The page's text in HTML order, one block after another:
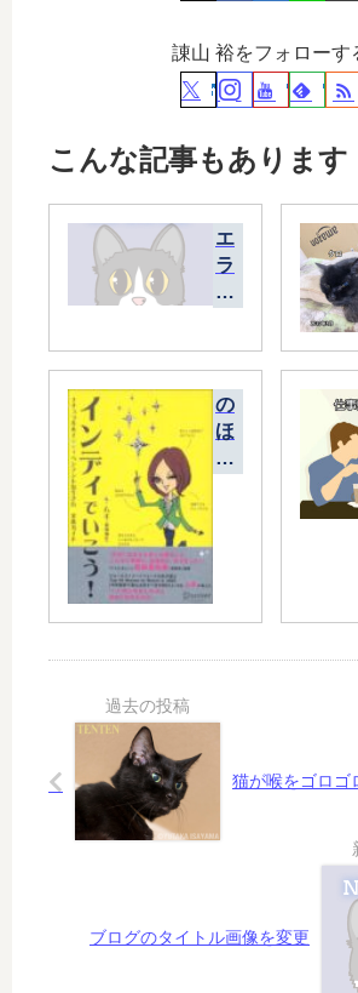
諌山 裕をフォローす
こんな記事もあります
エ
ラ
ー
出
て
ま
し
(^
の
ほ
ほ
猫が喉をゴロゴ
ブログのタイトル画像を変更